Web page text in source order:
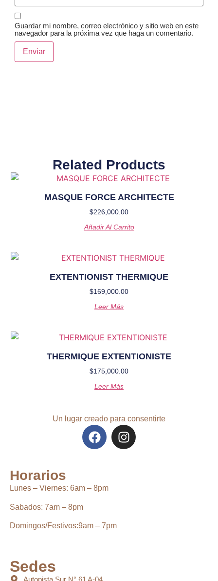
Guardar mi nombre, correo electrónico y sitio web en este
navegador para la próxima vez que haga un comentario.
Related Products
MASQUE FORCE ARCHITECTE
$226,000.00
Añadir Al Carrito
EXTENTIONIST THERMIQUE
$169,000.00
Leer Más
THERMIQUE EXTENTIONISTE
$175,000.00
Leer Más
Un lugar creado para consentirte
Horarios
Lunes – Viernes: 6am – 8pm
Sabados: 7am – 8pm
Domingos/Festivos:9am – 7pm
Sedes
Autopista Sur N° 61 A-04